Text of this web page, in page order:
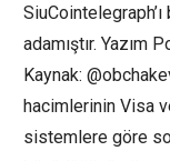
adamıştır. Yazım
Kaynak:
hacimlerinin Visa
sistemlere göre